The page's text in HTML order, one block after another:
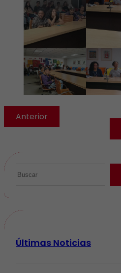
Anterior
Últimas Noticias